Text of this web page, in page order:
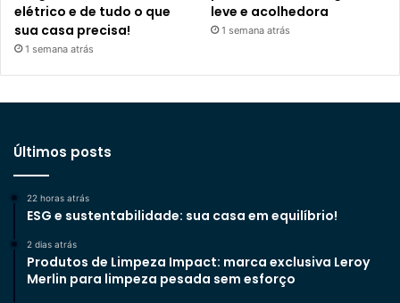
elétrico e de tudo o que
sua casa precisa!
1 semana atrás
leve e acolhedora
1 semana atrás
Últimos posts
22 horas atrás
ESG e sustentabilidade: sua casa em equilíbrio!
2 dias atrás
Produtos de Limpeza Impact: marca exclusiva Leroy
Merlin para limpeza pesada sem esforço